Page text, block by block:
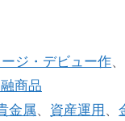
ジ・デビュー作、
商品
金属、 資産運用 、